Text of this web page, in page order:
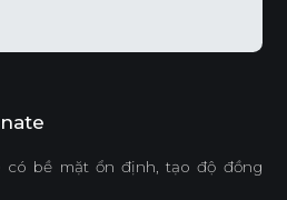
có bề mặt ổn định, tạo độ đồng